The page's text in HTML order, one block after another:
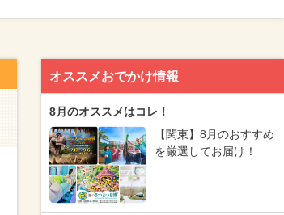
オススメおでかけ情報
8月のオススメはコレ！
【関東】8月のおすすめ
を厳選してお届け！